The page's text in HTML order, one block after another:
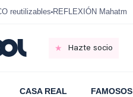
reutilizables REFLEXIÓN
Hazte socio
CASA REAL FAMOSOS